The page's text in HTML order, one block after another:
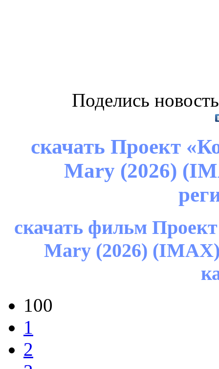
Поделись
скачать Проект
Mary (2026)
скачать фильм
Mary (2026)
100
1
2